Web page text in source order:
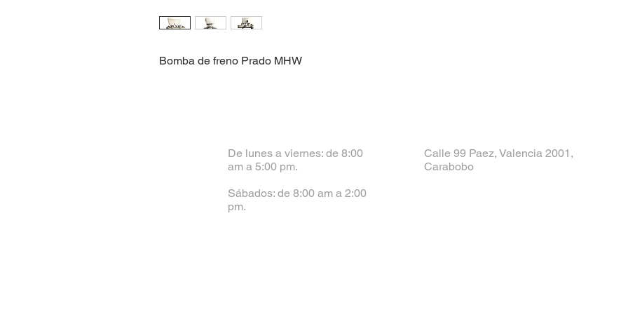
Bomba de freno Prado MHW
De lunes a viernes: de 8:00
am a 5:00 pm.
Sábados: de 8:00 am a 2:00
pm.
Calle 99 Paez, Valencia 2001,
Carabobo